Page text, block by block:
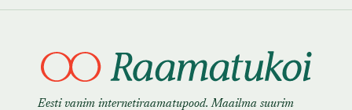
Eesti vanim internetiraamatupood. Maailma suurim